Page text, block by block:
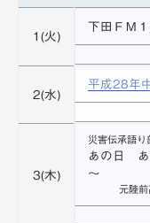
テ
レ1(火)
下田ＦＭ
2(水)
平成28年
3(木)
災害伝承語り
あの日 あ
～
元陸